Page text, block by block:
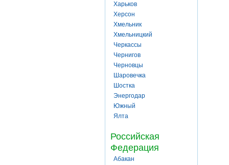
Харьков
Херсон
Хмельник
Хмельницкий
Черкассы
Чернигов
Черновцы
Шаровечка
Шостка
Энергодар
Южный
Ялта
Российская
Федерация
Абакан